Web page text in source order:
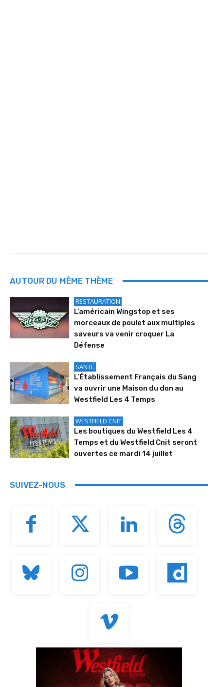
AUTOUR DU MÊME THÈME
RESTAURATION
L’américain Wingstop et ses
morceaux de poulet aux multiples
saveurs va venir croquer La
Défense
SANTÉ
L’Établissement Français du Sang
va ouvrir une Maison du don au
Westfield Les 4 Temps
WESTFIELD CNIT
Les boutiques du Westfield Les 4
Temps et du Westfield Cnit seront
ouvertes ce mardi 14 juillet
SUIVEZ-NOUS